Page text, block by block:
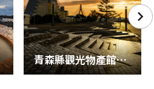
青森縣觀光物產館ASPAM